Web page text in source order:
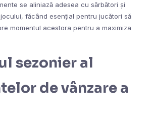
se aliniază adesea cu sărbători și
făcând esențial pentru jucători să
momentul acestora pentru a maximiza
sezonier al
de vânzare a